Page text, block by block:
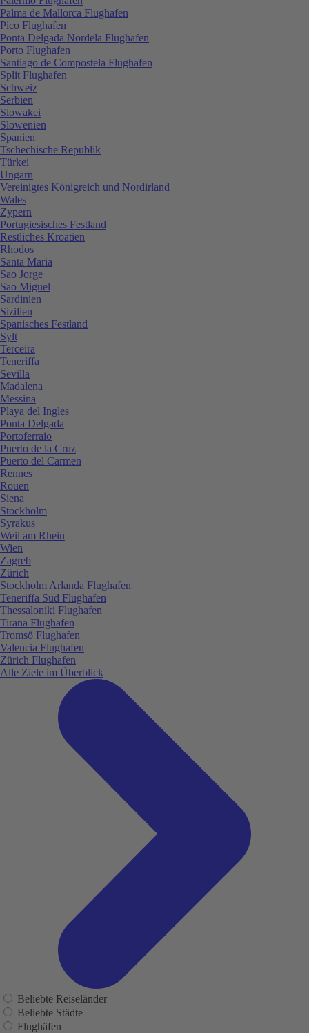
Palma de Mallorca Flughafen
Pico Flughafen
Ponta Delgada Nordela Flughafen
Porto Flughafen
Santiago de Compostela Flughafen
Split Flughafen
Schweiz
Serbien
Slowakei
Slowenien
Spanien
Tschechische Republik
Türkei
Ungarn
Vereinigtes Königreich und Nordirland
Wales
Zypern
Portugiesisches Festland
Restliches Kroatien
Rhodos
Santa Maria
Sao Jorge
Sao Miguel
Sardinien
Sizilien
Spanisches Festland
Sylt
Terceira
Teneriffa
Sevilla
Madalena
Messina
Playa del Ingles
Ponta Delgada
Portoferraio
Puerto de la Cruz
Puerto del Carmen
Rennes
Rouen
Siena
Stockholm
Syrakus
Weil am Rhein
Wien
Zagreb
Zürich
Stockholm Arlanda Flughafen
Teneriffa Süd Flughafen
Thessaloniki Flughafen
Tirana Flughafen
Tromsö Flughafen
Valencia Flughafen
Zürich Flughafen
Alle Ziele im Überblick
Beliebte Reiseländer
Beliebte Städte
Flughäfen